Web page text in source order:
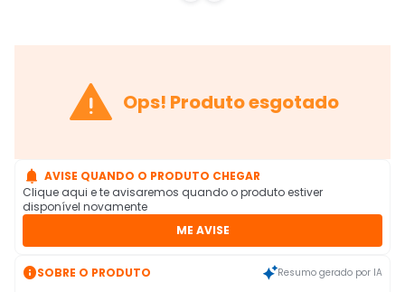
 Ops! Produto esgotado
 AVISE QUANDO O PRODUTO CHEGAR
Clique aqui e te avisaremos quando o produto estiver
disponível novamente
ME AVISE
SOBRE O PRODUTO Resumo gerado por IA